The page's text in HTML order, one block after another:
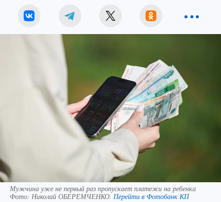
Мужчина уже не первый раз пропускает платежи на ребенка
Фото: Николай ОБЕРЕМЧЕНКО. Перейти в Фотобанк КП